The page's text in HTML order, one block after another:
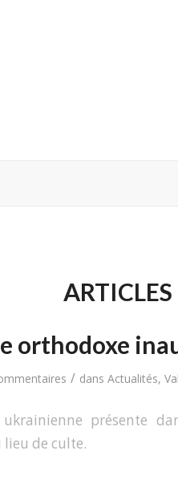
ARTICLES
orthodoxe
/ dans Actualités,
présente
lieu de culte.